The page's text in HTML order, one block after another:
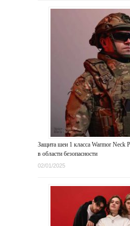
Защита шеи 1 класса Warmor Neck
в области безопасности
02/01/2025